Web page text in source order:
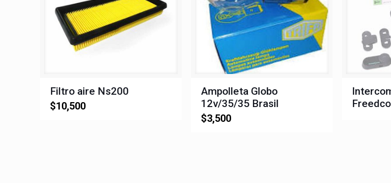
Filtro aire Ns200
$10,500
Ampolleta Globo
12v/35/35 Brasil
$3,500